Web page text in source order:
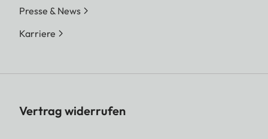
Presse & News
Karriere
Vertrag widerrufen